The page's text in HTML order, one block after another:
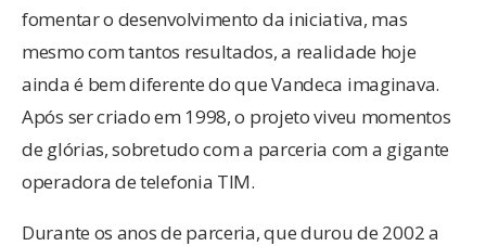
fomentar o desenvolvimento da iniciativa, mas
mesmo com tantos resultados, a realidade hoje
ainda é bem diferente do que Vandeca imaginava.
Após ser criado em 1998, o projeto viveu momentos
de glórias, sobretudo com a parceria com a gigante
operadora de telefonia TIM.
Durante os anos de parceria, que durou de 2002 a